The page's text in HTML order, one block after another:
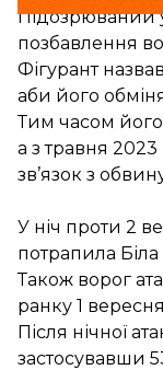
Підозрюваний
позбавлення
Фігурант
аби його
Тим часом
а з травня
зв’язок з
У ніч проти 2
потрапила
Також ворог
ранку 1
Після нічної
застосувавши